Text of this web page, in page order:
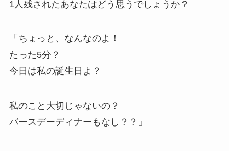
1人残されたあなたはどう思うでしょうか？
「ちょっと、なんなのよ！
たった5分？
今日は私の誕生日よ？
私のこと大切じゃないの？
バースデーディナーもなし？？」